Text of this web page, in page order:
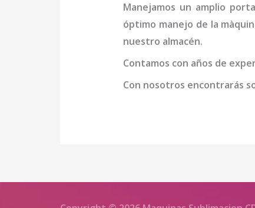
Manejamos un amplio
óptimo manejo de la
nuestro almacén.
Contamos con años de
Con nosotros encontrarás